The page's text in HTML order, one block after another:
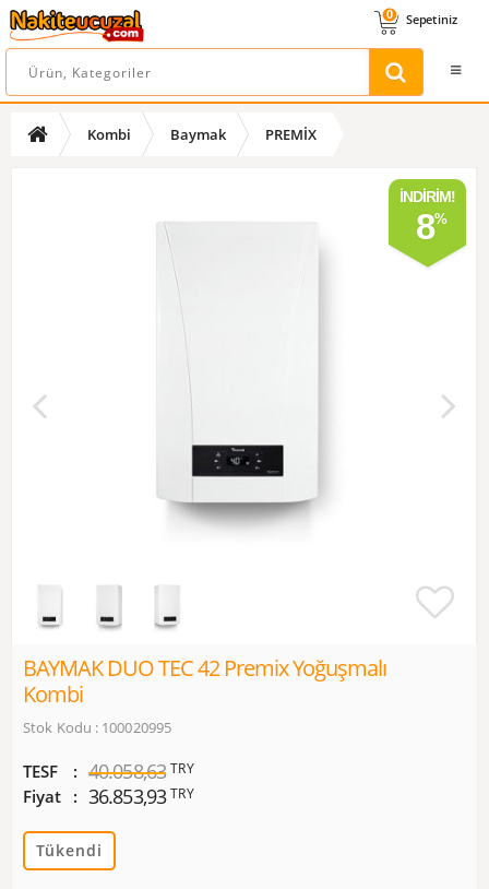
0 Sepetiniz
Kombi Baymak PREMİX
BAYMAK DUO TEC 42 Premix Yoğuşmalı
Kombi
Stok Kodu : 100020995
TESF 40.058,63 TRY
Fiyat 36.853,93 TRY
Tükendi
İNDIRIM!
8